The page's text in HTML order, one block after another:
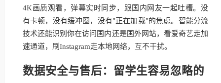
4K画质观看，弹幕实时同步，跟国内网友一起吐槽。没
有卡顿，没有缓冲圈，没有"正在加载"的焦虑。智能分流
技术还能识别你在访问国内还是国外网站，看爱奇艺走加
速通道，刷Instagram走本地网络，互不干扰。
数据安全与售后：留学生容易忽略的